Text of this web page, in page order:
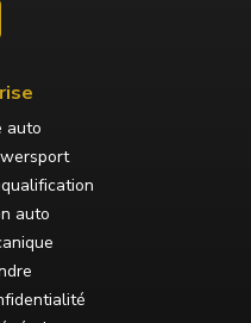
auto
auto